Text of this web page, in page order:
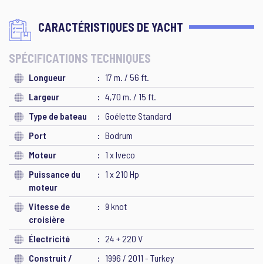
CARACTÉRISTIQUES DE YACHT
SPÉCIFICATIONS TECHNIQUES
Longueur
17 m. / 56 ft.
Largeur
4,70 m. / 15 ft.
Type de bateau
Goélette Standard
Port
Bodrum
Moteur
1 x Iveco
Puissance du
moteur
1 x 210 Hp
Vitesse de
croisière
9 knot
Électricité
24 + 220 V
Construit /
1996 / 2011 - Turkey